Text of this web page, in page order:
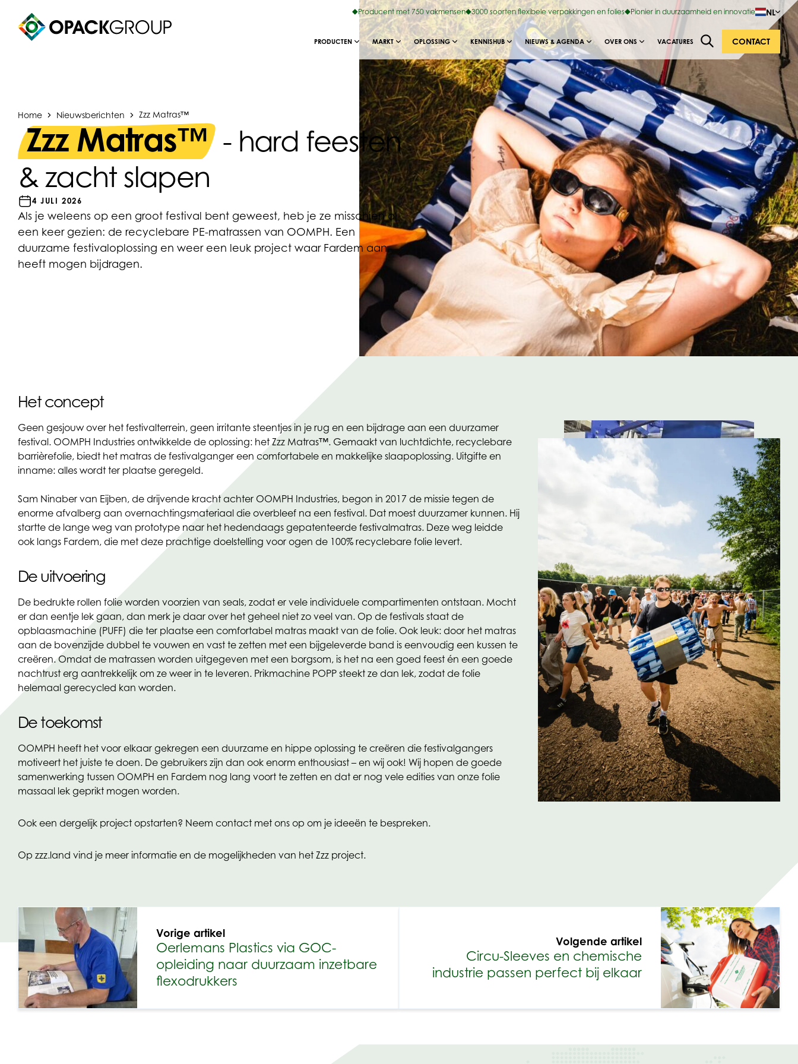
Producent met 750 vakmensen 3000 soorten flexibele verpakkingen en folies Pionier in duurzaamheid en innovatie NL
PRODUCTEN MARKT OPLOSSING KENNISHUB NIEUWS & AGENDA OVER ONS VACATURES CONTACT
Home Nieuwsberichten Zzz Matras™
Zzz Matras™ - hard feesten
& zacht slapen
4 JULI 2026
Als je weleens op een groot festival bent geweest, heb je ze misschien al
een keer gezien: de recyclebare PE-matrassen van OOMPH. Een
duurzame festivaloplossing en weer een leuk project waar Fardem aan
heeft mogen bijdragen.
Het concept
Geen gesjouw over het festivalterrein, geen irritante steentjes in je rug en een bijdrage aan een duurzamer
festival. OOMPH Industries ontwikkelde de oplossing: het Zzz Matras™. Gemaakt van luchtdichte, recyclebare
barrièrefolie, biedt het matras de festivalganger een comfortabele en makkelijke slaapoplossing. Uitgifte en
inname: alles wordt ter plaatse geregeld.
Sam Ninaber van Eijben, de drijvende kracht achter OOMPH Industries, begon in 2017 de missie tegen de
enorme afvalberg aan overnachtingsmateriaal die overbleef na een festival. Dat moest duurzamer kunnen. Hij
startte de lange weg van prototype naar het hedendaags gepatenteerde festivalmatras. Deze weg leidde
ook langs Fardem, die met deze prachtige doelstelling voor ogen de 100% recyclebare folie levert.
De uitvoering
De bedrukte rollen folie worden voorzien van seals, zodat er vele individuele compartimenten ontstaan. Mocht
er dan eentje lek gaan, dan merk je daar over het geheel niet zo veel van. Op de festivals staat de
opblaasmachine (PUFF) die ter plaatse een comfortabel matras maakt van de folie. Ook leuk: door het matras
aan de bovenzijde dubbel te vouwen en vast te zetten met een bijgeleverde band is eenvoudig een kussen te
creëren. Omdat de matrassen worden uitgegeven met een borgsom, is het na een goed feest én een goede
nachtrust erg aantrekkelijk om ze weer in te leveren. Prikmachine POPP steekt ze dan lek, zodat de folie
helemaal gerecycled kan worden.
De toekomst
OOMPH heeft het voor elkaar gekregen een duurzame en hippe oplossing te creëren die festivalgangers
motiveert het juiste te doen. De gebruikers zijn dan ook enorm enthousiast – en wij ook! Wij hopen de goede
samenwerking tussen OOMPH en Fardem nog lang voort te zetten en dat er nog vele edities van onze folie
massaal lek geprikt mogen worden.
Ook een dergelijk project opstarten? Neem contact met ons op om je ideeën te bespreken.
Op zzz.land vind je meer informatie en de mogelijkheden van het Zzz project.
Vorige artikel
Oerlemans Plastics via GOC-
opleiding naar duurzaam inzetbare
flexodrukkers
Volgende artikel
Circu-Sleeves en chemische
industrie passen perfect bij elkaar